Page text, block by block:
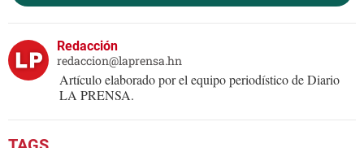
Redacción
redaccion@laprensa.hn
Artículo elaborado por el equipo periodístico de Diario
LA PRENSA.